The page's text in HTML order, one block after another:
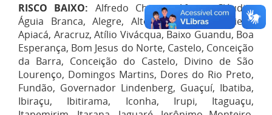
RISCO BAIXO: Alfredo Chaves, Afonso Cláudio,
Águia Branca, Alegre, Alto Rio Novo, Anchieta,
Apiacá, Aracruz, Atílio Vivácqua, Baixo Guandu, Boa
Esperança, Bom Jesus do Norte, Castelo, Conceição
da Barra, Conceição do Castelo, Divino de São
Lourenço, Domingos Martins, Dores do Rio Preto,
Fundão, Governador Lindenberg, Guaçuí, Ibatiba,
Ibiraçu, Ibitirama, Iconha, Irupi, Itaguaçu,